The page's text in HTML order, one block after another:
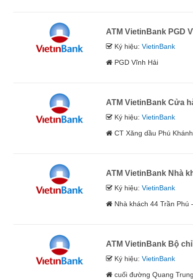
ATM VietinBank PGD
Ký hiệu:VietinBank
PGD Vĩnh Hải
ATM VietinBank Cửa
Ký hiệu:VietinBank
CT Xăng dầu Phú
ATM VietinBank Nhà
Ký hiệu:VietinBank
Nhà khách 44 Trần Phú
ATM VietinBank Bộ
Ký hiệu:VietinBank
cuối đường Quang